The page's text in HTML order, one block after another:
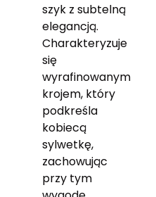
szyk z subtelną
elegancją.
Charakteryzuje
się
wyrafinowanym
krojem, który
podkreśla
kobiecą
sylwetkę,
zachowując
przy tym